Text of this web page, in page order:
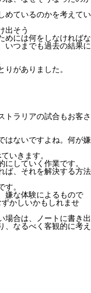
めているのかを考えてい
出そう
めには何をしなければな
いつまでも過去の結果に
がありました。
トラリアの試合もお客さ
はないですよね。何が嫌
いきます。
にしていく作業です。
ば、それを解決する方法
す。
嫌な体験によるもので
かしいかもしれませ
場合は、ノートに書き出
、なるべく客観的に考え